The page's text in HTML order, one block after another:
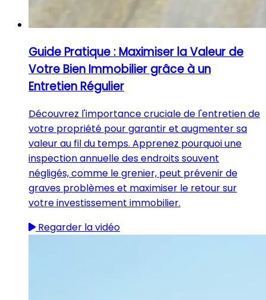
Guide Pratique : Maximiser la Valeur de
Votre Bien Immobilier grâce à un
Entretien Régulier
Découvrez l'importance cruciale de l'entretien de
votre propriété pour garantir et augmenter sa
valeur au fil du temps. Apprenez pourquoi une
inspection annuelle des endroits souvent
négligés, comme le grenier, peut prévenir de
graves problèmes et maximiser le retour sur
votre investissement immobilier.
Regarder la vidéo